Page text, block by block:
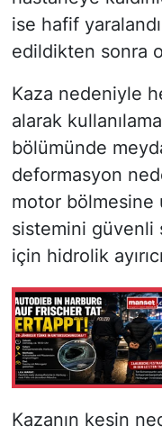
ise hafif
edildikten sonra
Kaza nedeniyle
alarak
bölümünde
deformasyon
motor bölmesine
sistemini güvenli
için hidrolik
Kazanın kesin